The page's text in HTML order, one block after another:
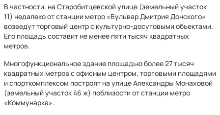
В частности, на Старобитцевской улице (земельный участок
11) недалеко от станции метро «Бульвар Дмитрия Донского»
возведут торговый центр с культурно-досуговыми объектами.
Его площадь составит не менее пяти тысяч квадратных
метров.
Многофункциональное здание площадью более 27 тысяч
квадратных метров с офисным центром, торговыми площадями
и спорткомплексом построят на улице Александры Монаховой
(земельный участок 46 ж) поблизости от станции метро
«Коммунарка».